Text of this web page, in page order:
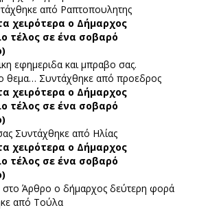
από Ραπτοπουλητης
χειρότερα ο Δήμαρχος
τέλος σε ένα σοβαρό
εφημεριδα και μπραβο σας.
θεμα… Συντάχθηκε από προεδρος
χειρότερα ο Δήμαρχος
τέλος σε ένα σοβαρό
Συντάχθηκε από Ηλίας
χειρότερα ο Δήμαρχος
τέλος σε ένα σοβαρό
στο Άρθρο ο δήμαρχος δεύτερη φορά
από Τούλα